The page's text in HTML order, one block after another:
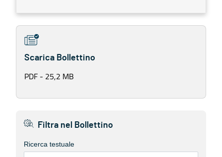
Scarica Bollettino
PDF - 25,2 MB
Filtra nel Bollettino
Ricerca testuale